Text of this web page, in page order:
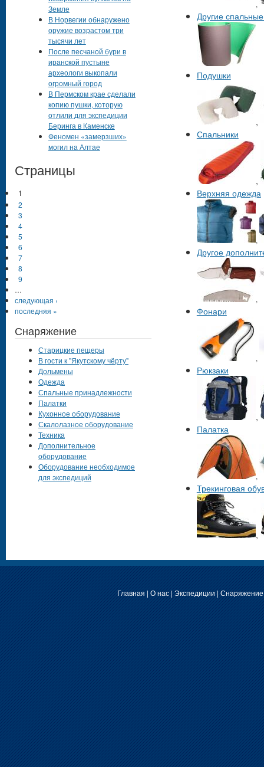
,
Другие
Подушки
,
Спальники
,
Верхняя одежда
,
Другое
,
Фонари
,
Рюкзаки
,
Палатка
,
Трекинговая
,
Земле
В Норвегии обнаружено
оружие возрастом три
тысячи лет
После песчаной бури в
иранской пустыне
археологи выкопали
огромный город
В Пермском крае сделали
копию пушки, которую
отлили для экспедиции
Беринга в Каменске
Феномен «замерзших»
могил на Алтае
Страницы
1
2
3
4
5
6
7
8
9
…
следующая ›
последняя »
Снаряжение
Старицкие пещеры
В гости к "Якутскому чёрту"
Дольмены
Одежда
Спальные принадлежности
Палатки
Кухонное оборудование
Скалолазное оборудование
Техника
Дополнительное
оборудование
Оборудование необходимое
для экспедиций
Главная | О нас| Экспедиции | Снаряжение